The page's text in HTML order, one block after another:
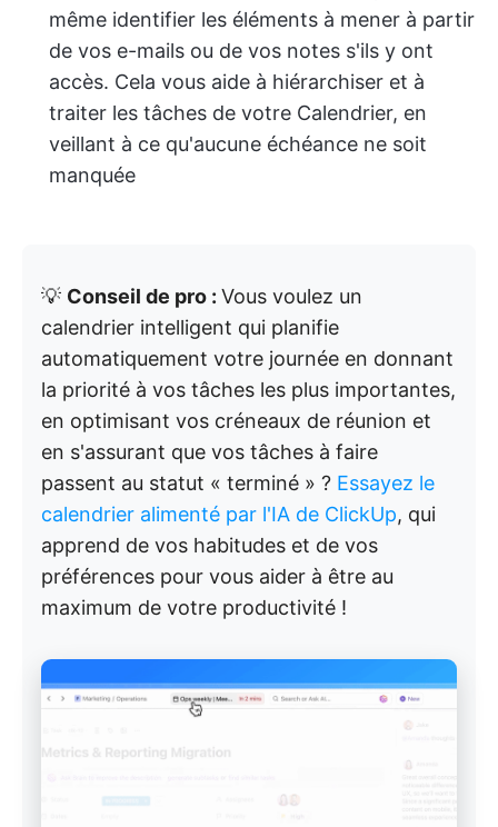
même identifier les éléments à mener à partir
de vos e-mails ou de vos notes s'ils y ont
accès. Cela vous aide à hiérarchiser et à
traiter les tâches de votre Calendrier, en
veillant à ce qu'aucune échéance ne soit
manquée
💡 Conseil de pro : Vous voulez un
calendrier intelligent qui planifie
automatiquement votre journée en donnant
la priorité à vos tâches les plus importantes,
en optimisant vos créneaux de réunion et
en s'assurant que vos tâches à faire
passent au statut « terminé » ? Essayez le
calendrier alimenté par l'IA de ClickUp, qui
apprend de vos habitudes et de vos
préférences pour vous aider à être au
maximum de votre productivité !